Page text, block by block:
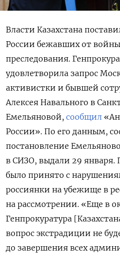
Власти Казахстана
России бежавших от
преследования.
удовлетворила запрос
активистки и бывшей
Алексея Навального в
Емельяновой, сообщил
России». По его данным,
постановление
в СИЗО, выдали 29
было принято с
россиянки на убежище в
на рассмотрении. «Еще в
Генпрокуратура
вопрос экстрадиции не
до завершения всех